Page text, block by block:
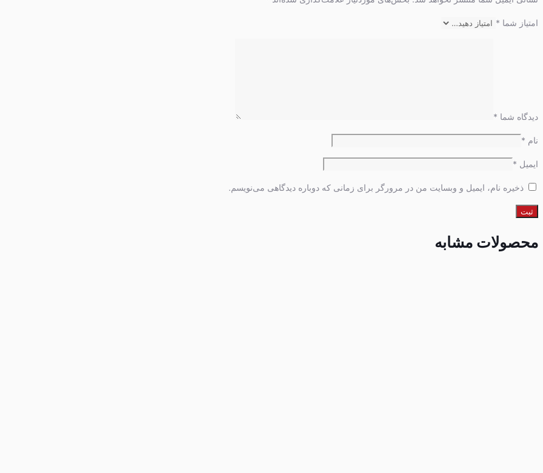
امتیاز شما *
دیدگاه شما *
نام *
ایمیل *
ذخیره نام، ایمیل و وبسایت من در مرورگر برای زمانی که دوباره دیدگاهی می‌نویسم.
محصولات مشابه